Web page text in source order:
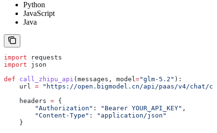
Python
JavaScript
Java
import requests
import json
def call_zhipu_api ( messages , model="glm-5.2" ):
    url
= "https://open.bigmodel.cn/api/paas/v4/chat/
    headers
= {
        "Authorization"
: "Bearer YOUR_API_KEY" ,
        "Content-Type"
:
"application/json"
    }